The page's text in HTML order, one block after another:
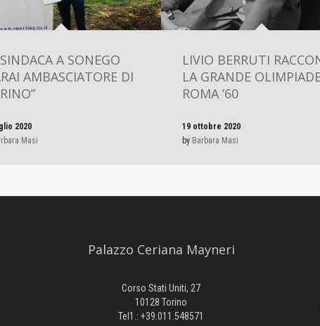
A SONEGO
AMBASCIATORE DI
2020
Masi
LIVIO BERRUTI
LA GRANDE
ROMA ’60
19 ottobre 2020
by Barbara Masi
Palazzo Ceriana Mayneri
Corso Stati Uniti, 27
10128 Torino
Tel1.: +39.011.548571